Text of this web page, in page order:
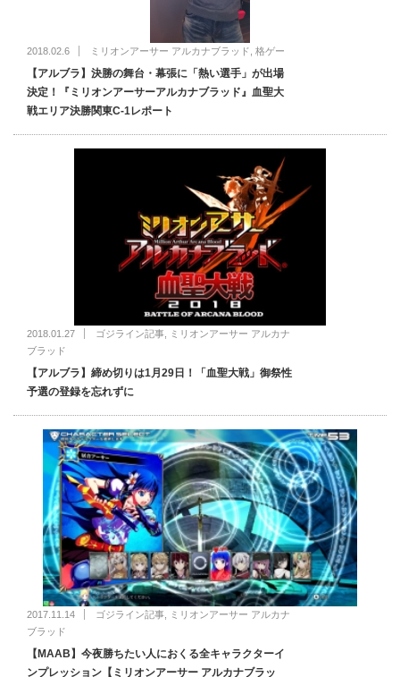
2018.02.6 ミリオンアーサー アルカナブラッド 格ゲー
【アルブラ】決勝の舞台・幕張に「熱い選手」が出場
決定！『ミリオンアーサーアルカナブラッド』血聖大
戦エリア決勝関東C-1レポート
2018.01.27 ゴジライン記事
ミリオンアーサー アルカナ
ブラッド
【アルブラ】締め切りは1月29日！「血聖大戦」御祭性
予選の登録を忘れずに
2017.11.14 ゴジライン記事
ミリオンアーサー アルカナ
ブラッド
【MAAB】今夜勝ちたい人におくる全キャラクターイ
ンプレッション【ミリオンアーサー アルカナブラッ